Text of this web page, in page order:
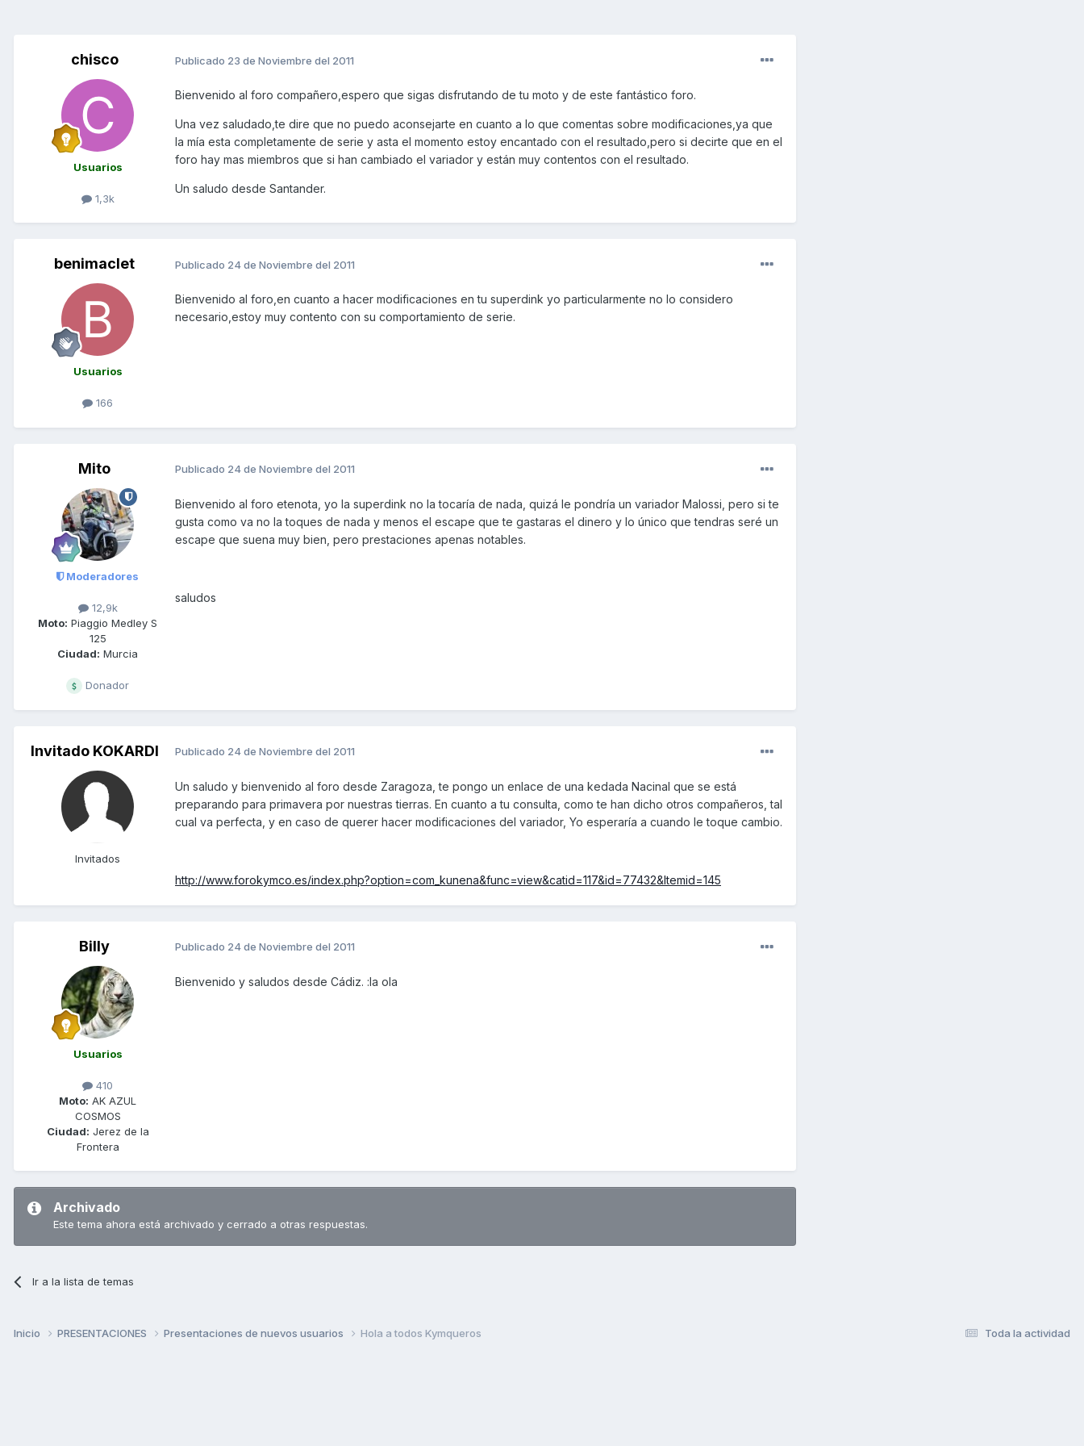
chisco
Usuarios
1,3k
Publicado 23 de Noviembre del 2011
Bienvenido al foro compañero,espero que sigas disfrutando de tu moto y de este fantástico foro.
Una vez saludado,te dire que no puedo aconsejarte en cuanto a lo que comentas sobre modificaciones,ya que
la mía esta completamente de serie y asta el momento estoy encantado con el resultado,pero si decirte que en el
foro hay mas miembros que si han cambiado el variador y están muy contentos con el resultado.
Un saludo desde Santander.
benimaclet
Usuarios
166
Publicado 24 de Noviembre del 2011
Bienvenido al foro,en cuanto a hacer modificaciones en tu superdink yo particularmente no lo considero
necesario,estoy muy contento con su comportamiento de serie.
Mito
Moderadores
12,9k
Moto: Piaggio Medley S
125
Ciudad: Murcia
Donador
Publicado 24 de Noviembre del 2011
Bienvenido al foro etenota, yo la superdink no la tocaría de nada, quizá le pondría un variador Malossi, pero si te
gusta como va no la toques de nada y menos el escape que te gastaras el dinero y lo único que tendras seré un
escape que suena muy bien, pero prestaciones apenas notables.
saludos
Invitado KOKARDI
Invitados
Publicado 24 de Noviembre del 2011
Un saludo y bienvenido al foro desde Zaragoza, te pongo un enlace de una kedada Nacinal que se está
preparando para primavera por nuestras tierras. En cuanto a tu consulta, como te han dicho otros compañeros, tal
cual va perfecta, y en caso de querer hacer modificaciones del variador, Yo esperaría a cuando le toque cambio.
http://www.forokymco.es/index.php?option=com_kunena&func=view&catid=117&id=77432&Itemid=145
Billy
Usuarios
410
Moto: AK AZUL
COSMOS
Ciudad: Jerez de la
Frontera
Publicado 24 de Noviembre del 2011
Bienvenido y saludos desde Cádiz. :la ola
Archivado
Este tema ahora está archivado y cerrado a otras respuestas.
Ir a la lista de temas
Toda la actividad
Inicio PRESENTACIONES Presentaciones de nuevos usuarios Hola a todos Kymqueros